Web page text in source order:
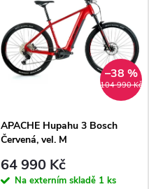
104 990 Kč
–38 %
APACHE Hupahu 3 Bosch
Červená, vel. M
64 990 Kč
Na externím skladě 1 ks